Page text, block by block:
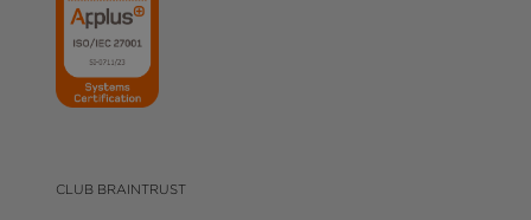
CLUB BRAINTRUST